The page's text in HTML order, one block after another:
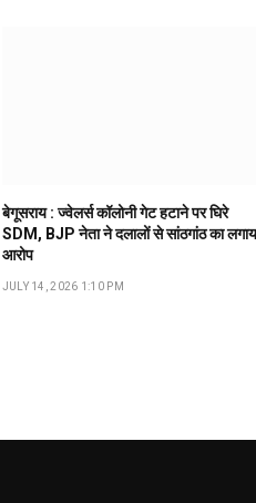
बेगूसराय : ज्वेलर्स कॉलोनी गेट हटाने पर घिरे
SDM, BJP नेता ने दलालों से सांठगांठ का
आरोप
JULY 14, 2026 1:10 PM